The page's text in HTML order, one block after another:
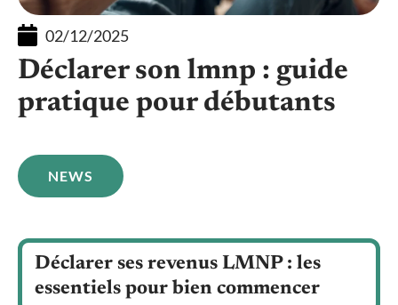
02/12/2025
Déclarer son lmnp : guide
pratique pour débutants
NEWS
Déclarer ses revenus LMNP : les
essentiels pour bien commencer